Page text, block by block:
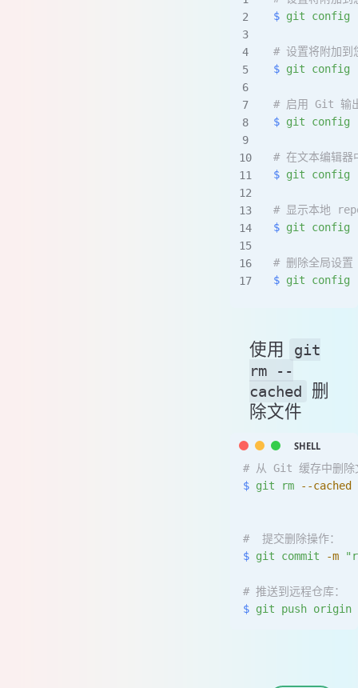
$ git config
# 设置将附加
$ git config
# 启用 Git 输
$ git config
# 在文本编辑器
$ git config
# 显示本地
$ git config
# 删除全局设置
$ git config
使用
git
rm --
cached
删
除文件
# 从 Git 缓存中删除
$ git rm --cached
#  提交删除操作：
$ git commit -m
# 推送到远程仓库：
$ git push origin